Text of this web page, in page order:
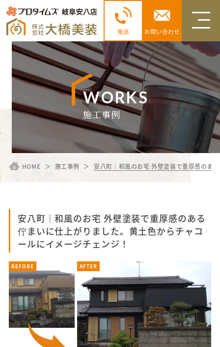
電話 お問い合わせ
WORKS
施工事例
HOME 施工事例 安八町｜和風のお宅 外壁塗装で重厚感のあ
安八町｜和風のお宅 外壁塗装で重厚感のある
佇まいに仕上がりました。黄土色からチャコ
ールにイメージチェンジ！
BEFORE AFTER